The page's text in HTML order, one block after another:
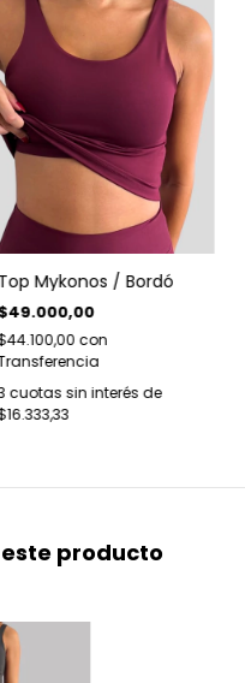
Mykonos / Bordó
con
cuotas sin interés de
producto